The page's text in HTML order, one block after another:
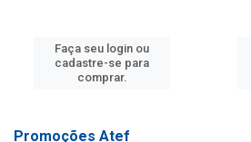
Faça seu login ou
cadastre-se para
comprar.
Promoções Atef